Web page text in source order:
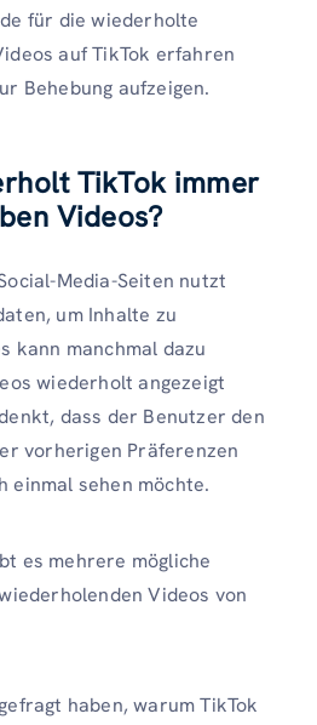
für die wiederholte
auf TikTok erfahren
Behebung aufzeigen.
TikTok immer
Videos?
Media-Seiten nutzt
um Inhalte zu
kann manchmal dazu
wiederholt angezeigt
dass der Benutzer den
vorherigen Präferenzen
einmal sehen möchte.
es mehrere mögliche
Videos von
haben, warum TikTok